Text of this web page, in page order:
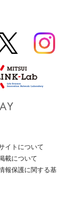
イトについて
載について
報保護に関する基